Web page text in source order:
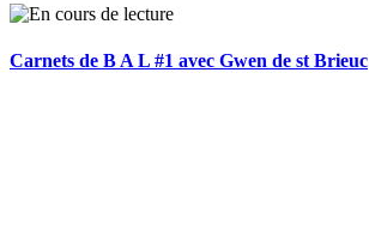
Carnets de B A L #1 avec Gwen de st Brieuc